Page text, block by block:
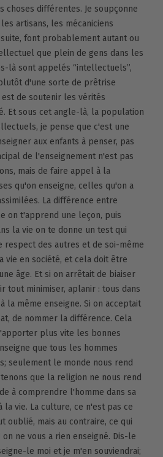
choses différentes. Je soupçonne
artisans, les mécaniciens
font probablement autant ou
que plein de gens dans les
là sont appelés “intellectuels”,
d'une sorte de prêtrise
de soutenir les vérités
Et sous cet angle-là, la population
je pense que c'est une
aux enfants à penser, pas
de l'enseignement n'est pas
mais de faire appel à la
qu'on enseigne, celles qu'on a
La différence entre
on t'apprend une leçon, puis
la vie on te donne un test qui
respect des autres et de soi-même
vie en société, et cela doit être
âge. Et si on arrêtait de biaiser
tout minimiser, aplanir : tous dans
la même enseigne. Si on acceptait
de nommer la différence. Cela
plus vite les bonnes
que tous les hommes
seulement le monde nous rend
que la religion ne nous rend
à comprendre l'homme dans sa
la vie. La culture, ce n'est pas ce
oublié, mais au contraire, ce qui
ne vous a rien enseigné. Dis-le
le moi et je m'en souviendrai;